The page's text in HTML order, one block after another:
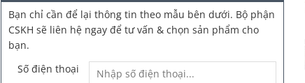
Bạn chỉ cần để lại thông tin theo mẫu bên dưới. Bộ phận
CSKH sẽ liên hệ ngay để tư vấn & chọn sản phẩm cho
bạn.
Số điện thoại